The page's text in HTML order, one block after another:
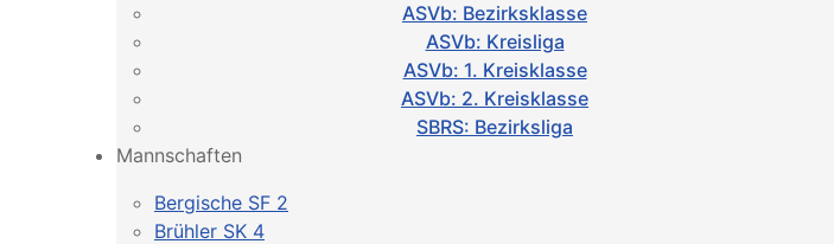
ASVb: Bezirksklasse
ASVb: Kreisliga
ASVb: 1. Kreisklasse
ASVb: 2. Kreisklasse
SBRS: Bezirksliga
Mannschaften
Bergische SF 2
Brühler SK 4